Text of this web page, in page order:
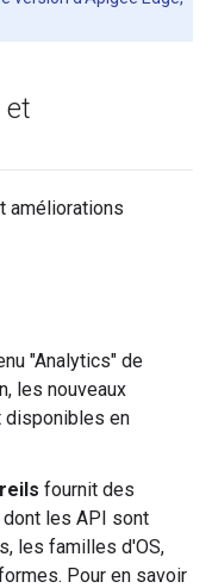
et
améliorations
"Analytics" de
les nouveaux
disponibles en
fournit des
les API sont
les familles d'OS,
Pour en savoir